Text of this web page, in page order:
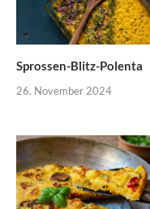
Sprossen-Blitz-Polenta
26. November 2024